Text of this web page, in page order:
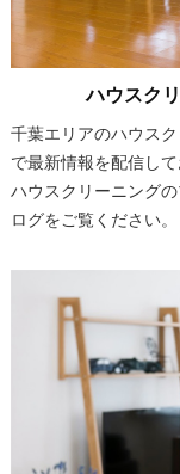
ハウスク
千葉エリアのハウス
で最新情報を配信して
ハウスクリーニング
ログをご覧ください。